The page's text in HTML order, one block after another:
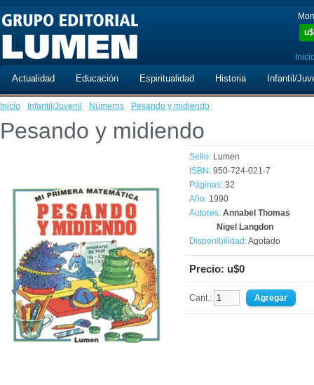
u$
Actualidad Educación Espiritualidad Historia Infantil/
Inicio · Infantil/Juvenil · Números · Pesando y midiendo
Pesando y midiendo
Sello: Lumen
ISBN: 950-724-021-7
Páginas: 32
Año: 1990
Autores: Annabel Thomas
Nigel Langdon
Disponibilidad:Agotado
Precio: u$0
Cant.: